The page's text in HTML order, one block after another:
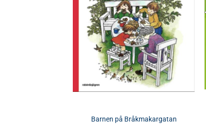
Barnen på Bråkmakargatan